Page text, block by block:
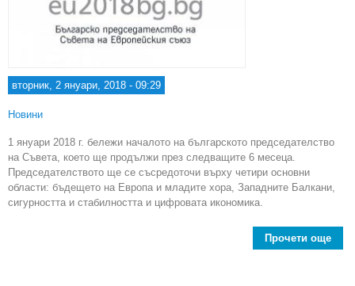
вторник, 2 януари, 2018 - 09:29
Новини
1 януари 2018 г. бележи началото на българското председателство
на Съвета, което ще продължи през следващите 6 месеца.
Председателството ще се съсредоточи върху четири основни
области: бъдещето на Европа и младите хора, Западните Балкани,
сигурността и стабилността и цифровата икономика.
Прочети още